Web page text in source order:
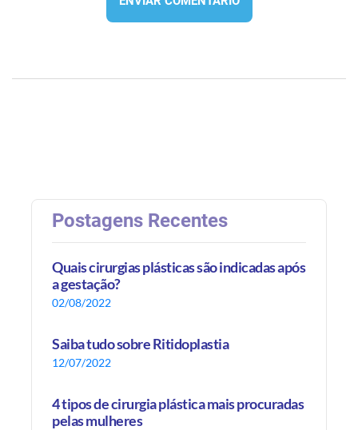
Postagens Recentes
Quais cirurgias plásticas são indicadas após
a gestação?
02/08/2022
Saiba tudo sobre Ritidoplastia
12/07/2022
4 tipos de cirurgia plástica mais procuradas
pelas mulheres